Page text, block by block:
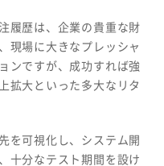
履歴は、企業の貴重な財
現場に大きなプレッシャ
ンですが、成功すれば強
拡大といった多大なリタ
を可視化し、システム開
十分なテスト期間を設け